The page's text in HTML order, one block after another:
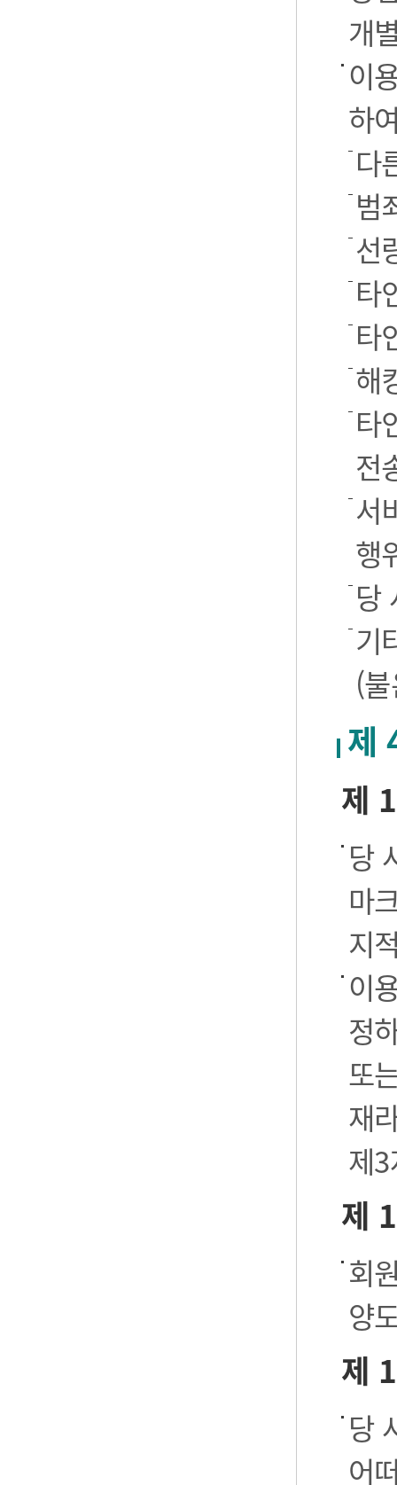
개
이
하
다
범
선
타
타
해
타
전
서
행
당
기
(
제
제
당
마
지
이
정
또
재
제
제
회
양
제
당
어